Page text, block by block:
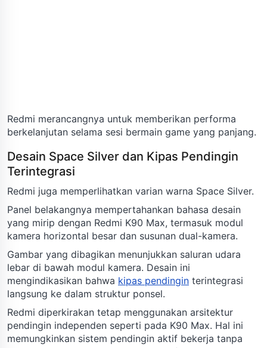
Redmi merancangnya untuk memberikan performa
berkelanjutan selama sesi bermain game yang panjang.
Desain Space Silver dan Kipas Pendingin
Terintegrasi
Redmi juga memperlihatkan varian warna Space Silver.
Panel belakangnya mempertahankan bahasa desain
yang mirip dengan Redmi K90 Max, termasuk modul
kamera horizontal besar dan susunan dual-kamera.
Gambar yang dibagikan menunjukkan saluran udara
lebar di bawah modul kamera. Desain ini
mengindikasikan bahwa kipas pendingin terintegrasi
langsung ke dalam struktur ponsel.
Redmi diperkirakan tetap menggunakan arsitektur
pendingin independen seperti pada K90 Max. Hal ini
memungkinkan sistem pendingin aktif bekerja tanpa